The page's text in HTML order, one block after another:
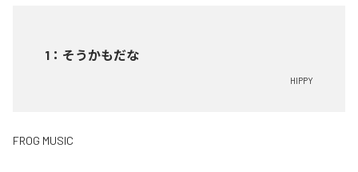
1 ： そうかもだな
HIPPY
FROG MUSIC